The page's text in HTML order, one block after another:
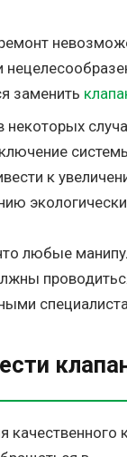
заменить
некоторых
к
любые
качественного